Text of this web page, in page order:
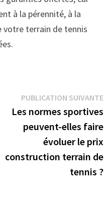
à la pérennité, à la
votre terrain de tennis
:
PUBLICATION SUIVANTE
Les normes sportives
peuvent-elles faire
évoluer le prix
construction terrain de
tennis ?